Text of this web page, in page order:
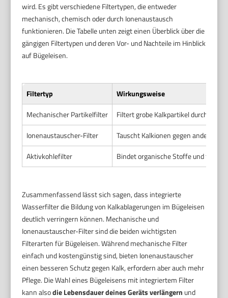
wird. Es gibt verschiedene Filtertypen, die entweder
mechanisch, chemisch oder durch Ionenaustausch
funktionieren. Die Tabelle unten zeigt einen Überblick über die
gängigen Filtertypen und deren Vor- und Nachteile im Hinblick
auf Bügeleisen.
Filtertyp
Wirkungsweise
Mechanischer Partikelfilter
Filtert grobe Kalkpartikel durch ein
Ionenaustauscher-Filter
Tauscht Kalkionen gegen andere
Aktivkohlefilter
Bindet organische Stoffe und
Zusammenfassend lässt sich sagen, dass integrierte
Wasserfilter die Bildung von Kalkablagerungen im Bügeleisen
deutlich verringern können. Mechanische und
Ionenaustauscher-Filter sind die beiden wichtigsten
Filterarten für Bügeleisen. Während mechanische Filter
einfach und kostengünstig sind, bieten Ionenaustauscher
einen besseren Schutz gegen Kalk, erfordern aber auch mehr
Pflege. Die Wahl eines Bügeleisens mit integriertem Filter
kann alsodie Lebensdauer deines Geräts verlängern und